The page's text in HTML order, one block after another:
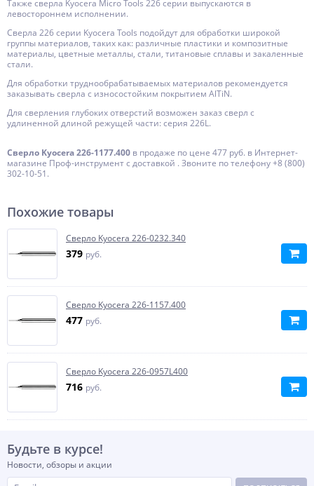
Также сверла Kyocera Micro Tools 226 серии выпускаются в
левостороннем исполнении.
Сверла 226 серии Kyocera Tools подойдут для обработки широкой
группы материалов, таких как: различные пластики и композитные
материалы, цветные металлы, стали, титановые сплавы и закаленные
стали.
Для обработки труднообрабатываемых материалов рекомендуется
заказывать сверла с износостойким покрытием AlTiN.
Для сверления глубоких отверстий возможен заказ сверл с
удлиненной длиной режущей части: серия 226L.
Сверло Kyocera 226-1177.400 в продаже по цене 477 руб. в Интернет-
магазине Проф-инструмент с доставкой . Звоните по телефону +8 (800)
302-10-51.
Похожие товары
Сверло Kyocera 226-0232.340
379 руб.
Сверло Kyocera 226-1157.400
477 руб.
Сверло Kyocera 226-0957L400
716 руб.
Будьте в курсе!
Новости, обзоры и акции